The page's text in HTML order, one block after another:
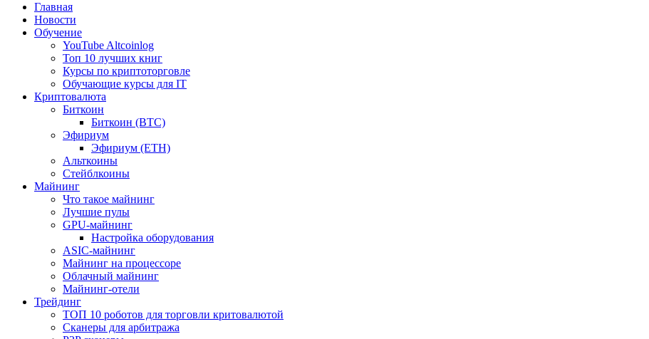
Главная
Новости
Обучение
YouTube Altcoinlog
Топ 10 лучших книг
Курсы по криптоторговле
Обучающие курсы для IT
Криптовалюта
Биткоин
Биткоин (BTC)
Эфириум
Эфириум (ETH)
Альткоины
Стейблкоины
Майнинг
Что такое майнинг
Лучшие пулы
GPU-майнинг
Настройка оборудования
ASIC-майнинг
Майнинг на процессоре
Облачный майнинг
Майнинг-отели
Трейдинг
ТОП 10 роботов для торговли критовалютой
Сканеры для арбитража